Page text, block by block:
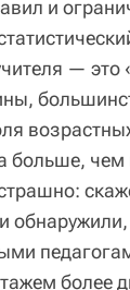
и
—
больше, чем
более